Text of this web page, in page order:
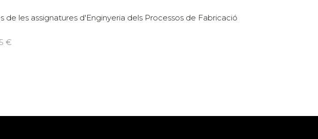
les assignatures d'Enginyeria dels Processos de Fabricació
€